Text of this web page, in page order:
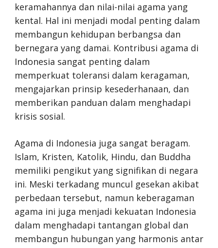
keramahannya dan nilai-nilai agama yang
kental. Hal ini menjadi modal penting dalam
membangun kehidupan berbangsa dan
bernegara yang damai. Kontribusi agama di
Indonesia sangat penting dalam
memperkuat toleransi dalam keragaman,
mengajarkan prinsip kesederhanaan, dan
memberikan panduan dalam menghadapi
krisis sosial.
Agama di Indonesia juga sangat beragam.
Islam, Kristen, Katolik, Hindu, dan Buddha
memiliki pengikut yang signifikan di negara
ini. Meski terkadang muncul gesekan akibat
perbedaan tersebut, namun keberagaman
agama ini juga menjadi kekuatan Indonesia
dalam menghadapi tantangan global dan
membangun hubungan yang harmonis antar